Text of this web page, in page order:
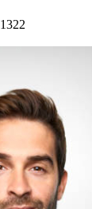
1322